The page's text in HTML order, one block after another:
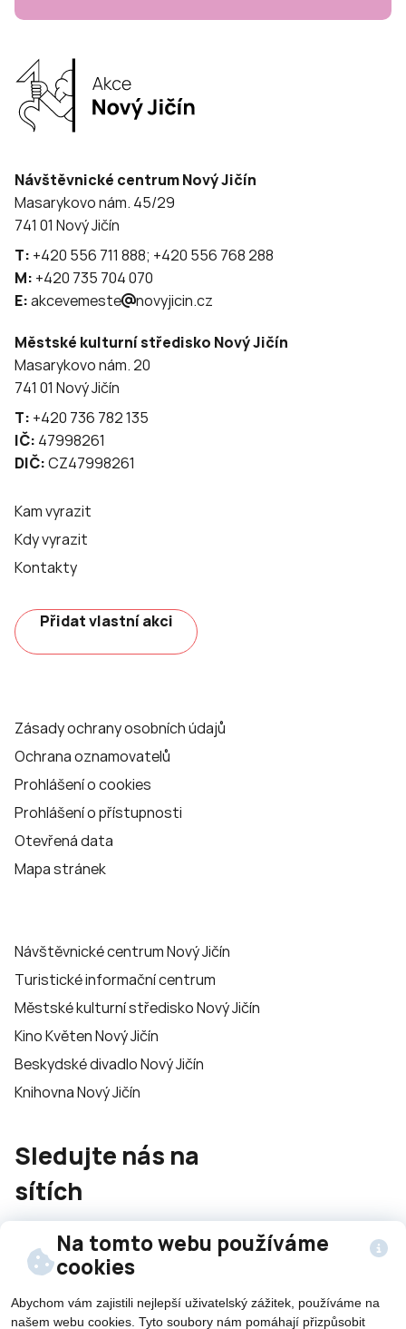
Na tomto webu používáme
cookies
Abychom vám zajistili nejlepší uživatelský zážitek, používáme na
našem webu cookies. Tyto soubory nám pomáhají přizpůsobit
Návštěvnické centrum Nový Jičín
Masarykovo nám. 45/29
741 01 Nový Jičín
T: +420 556 711 888; +420 556 768 288
M: +420 735 704 070
E:akcevemeste novyjicin.cz
Městské kulturní středisko Nový Jičín
Masarykovo nám. 20
741 01 Nový Jičín
T: +420 736 782 135
IČ: 47998261
DIČ:CZ47998261
Kam vyrazit
Kdy vyrazit
Kontakty
Přidat vlastní akci
Zásady ochrany osobních údajů
Ochrana oznamovatelů
Prohlášení o cookies
Prohlášení o přístupnosti
Otevřená data
Mapa stránek
Návštěvnické centrum Nový Jičín
Turistické informační centrum
Městské kulturní středisko Nový Jičín
Kino Květen Nový Jičín
Beskydské divadlo Nový Jičín
Knihovna Nový Jičín
Sledujte nás na
sítích
©2026 Všechna práva vyhrazena - použití obsahu či